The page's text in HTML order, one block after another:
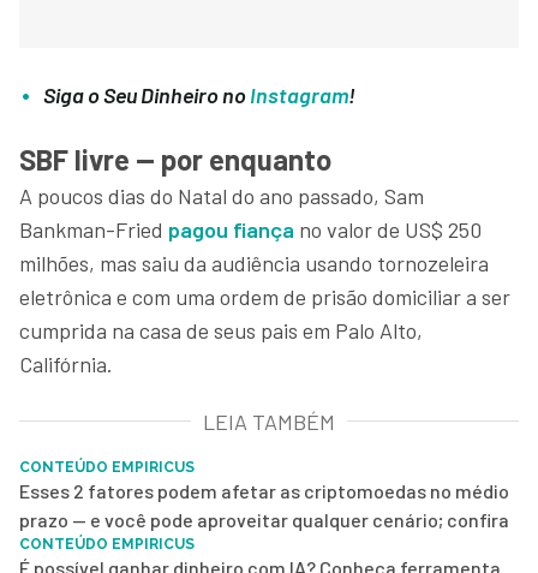
Siga o Seu Dinheiro noInstagram!
SBF livre — por enquanto
A poucos dias do Natal do ano passado, Sam
Bankman-Fried pagou fiança no valor de US$ 250
milhões, mas saiu da audiência usando tornozeleira
eletrônica e com uma ordem de prisão domiciliar a ser
cumprida na casa de seus pais em Palo Alto,
Califórnia.
LEIA TAMBÉM
CONTEÚDO EMPIRICUS
Esses 2 fatores podem afetar as criptomoedas no médio
prazo — e você pode aproveitar qualquer cenário; confira
CONTEÚDO EMPIRICUS
É possível ganhar dinheiro com IA? Conheça ferramenta